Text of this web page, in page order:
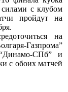
силами с клубом
пройдут на
на
Газпрома”
СПб” и
с обоих матчей